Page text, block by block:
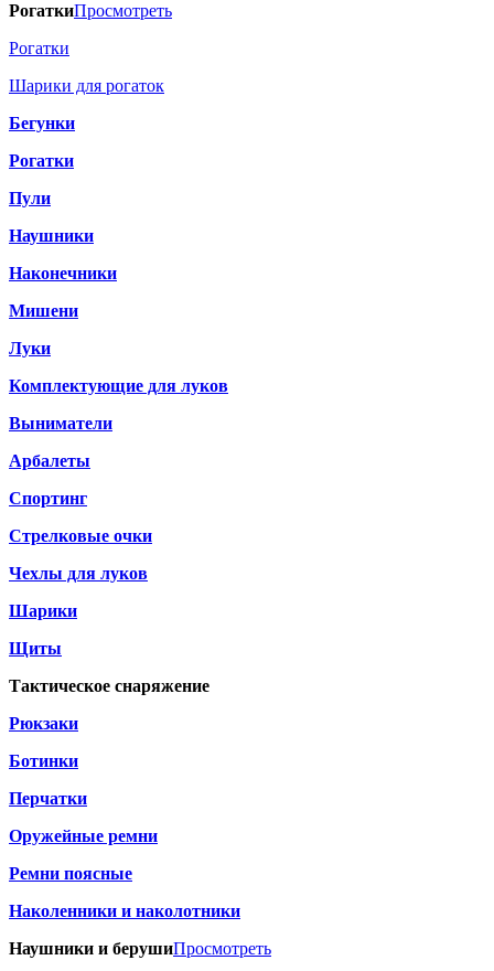
РогаткиПросмотреть
Рогатки
Шарики для рогаток
Бегунки
Рогатки
Пули
Наушники
Наконечники
Мишени
Луки
Комплектующие для луков
Выниматели
Арбалеты
Спортинг
Стрелковые очки
Чехлы для луков
Шарики
Щиты
Тактическое снаряжение
Рюкзаки
Ботинки
Перчатки
Оружейные ремни
Ремни поясные
Наколенники и наколотники
Наушники и берушиПросмотреть